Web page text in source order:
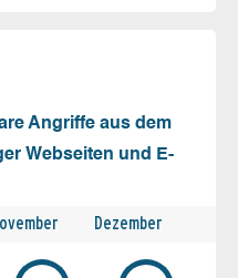
Angriffe aus dem
Webseiten und E-
Dezember